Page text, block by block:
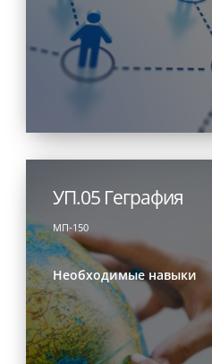
УП.05 Геграфия
МП-150
Необходимые навыки